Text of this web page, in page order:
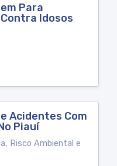
Para
Idosos
Acidentes Com
Piauí
Risco Ambiental e